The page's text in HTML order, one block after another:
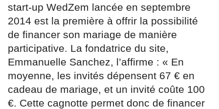
start-up WedZem lancée en septembre
2014 est la première à offrir la possibilité
de financer son mariage de manière
participative. La fondatrice du site,
Emmanuelle Sanchez, l’affirme : « En
moyenne, les invités dépensent 67 € en
cadeau de mariage, et un invité coûte 100
€. Cette cagnotte permet donc de financer